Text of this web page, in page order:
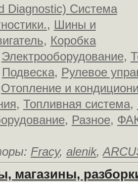
Diagnostic) Система
, Шины и
, Коробка
Электрооборудование,
Подвеска, Рулевое
Отопление и
, Топливная система,
, Разное,
Fracy, alenik,
магазины,